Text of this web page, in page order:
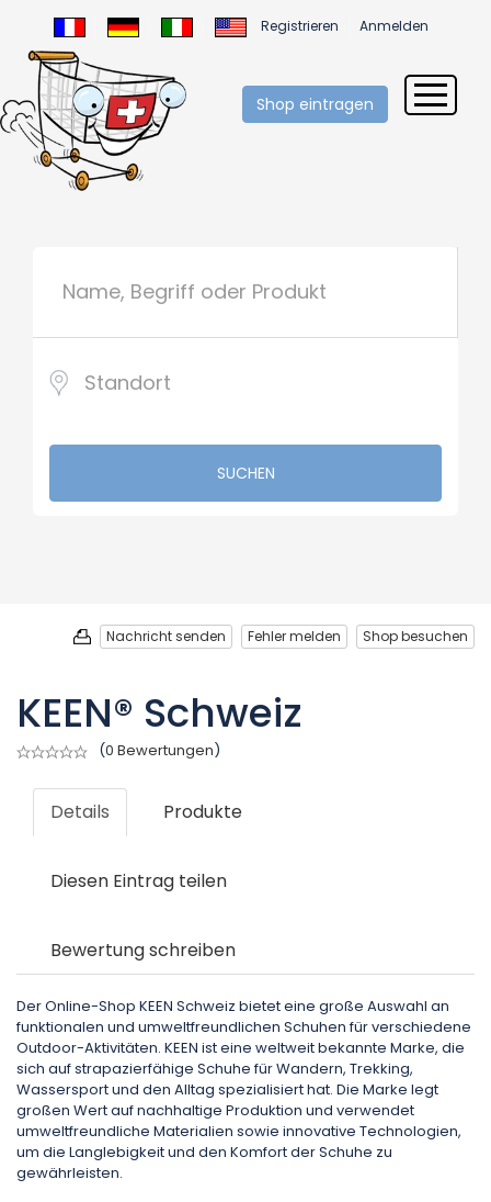
Registrieren Anmelden
Shop eintragen
SUCHEN
Shop besuchen
Fehler melden
Nachricht senden
KEEN® Schweiz
(0 Bewertungen)
Details Produkte
Diesen Eintrag teilen
Bewertung schreiben
Der Online-Shop KEEN Schweiz bietet eine große Auswahl an
funktionalen und umweltfreundlichen Schuhen für verschiedene
Outdoor-Aktivitäten. KEEN ist eine weltweit bekannte Marke, die
sich auf strapazierfähige Schuhe für Wandern, Trekking,
Wassersport und den Alltag spezialisiert hat. Die Marke legt
großen Wert auf nachhaltige Produktion und verwendet
umweltfreundliche Materialien sowie innovative Technologien,
um die Langlebigkeit und den Komfort der Schuhe zu
gewährleisten.